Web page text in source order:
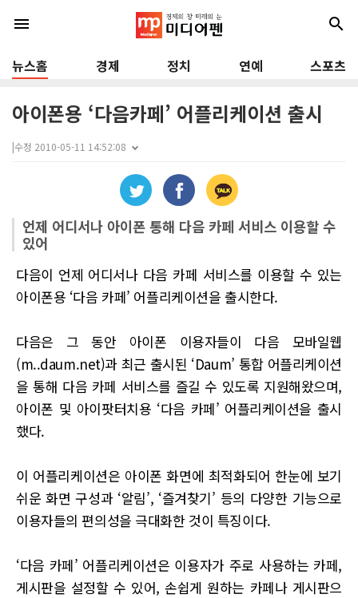
menu search
뉴스홈 경제 정치 연예 스포츠
아이폰용 ‘다음카페’ 어플리케이션 출시
|수정 2010-05-11 14:52:08
언제 어디서나 아이폰 통해 다음 카페 서비스 이용할 수
있어
다음이 언제 어디서나 다음 카페 서비스를 이용할 수 있는
아이폰용 ‘다음 카페’ 어플리케이션을 출시한다.
다음은 그 동안 아이폰 이용자들이 다음 모바일웹
(m..daum.net)과 최근 출시된 ‘Daum’ 통합 어플리케이션
을 통해 다음 카페 서비스를 즐길 수 있도록 지원해왔으며,
아이폰 및 아이팟터치용 ‘다음 카페’ 어플리케이션을 출시
했다.
이 어플리케이션은 아이폰 화면에 최적화되어 한눈에 보기
쉬운 화면 구성과 ‘알림’, ‘즐겨찾기’ 등의 다양한 기능으로
이용자들의 편의성을 극대화한 것이 특징이다.
‘다음 카페’ 어플리케이션은 이용자가 주로 사용하는 카페,
게시판을 설정할 수 있어, 손쉽게 원하는 카페나 게시판으